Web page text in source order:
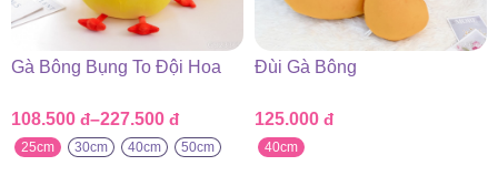
Gà Bông Bụng To Đội Hoa
108.500 đ–227.500 đ
Khoảng
giá:
25cm 30cm 40cm 50cm
Đùi Gà Bông
125.000 đ
40cm